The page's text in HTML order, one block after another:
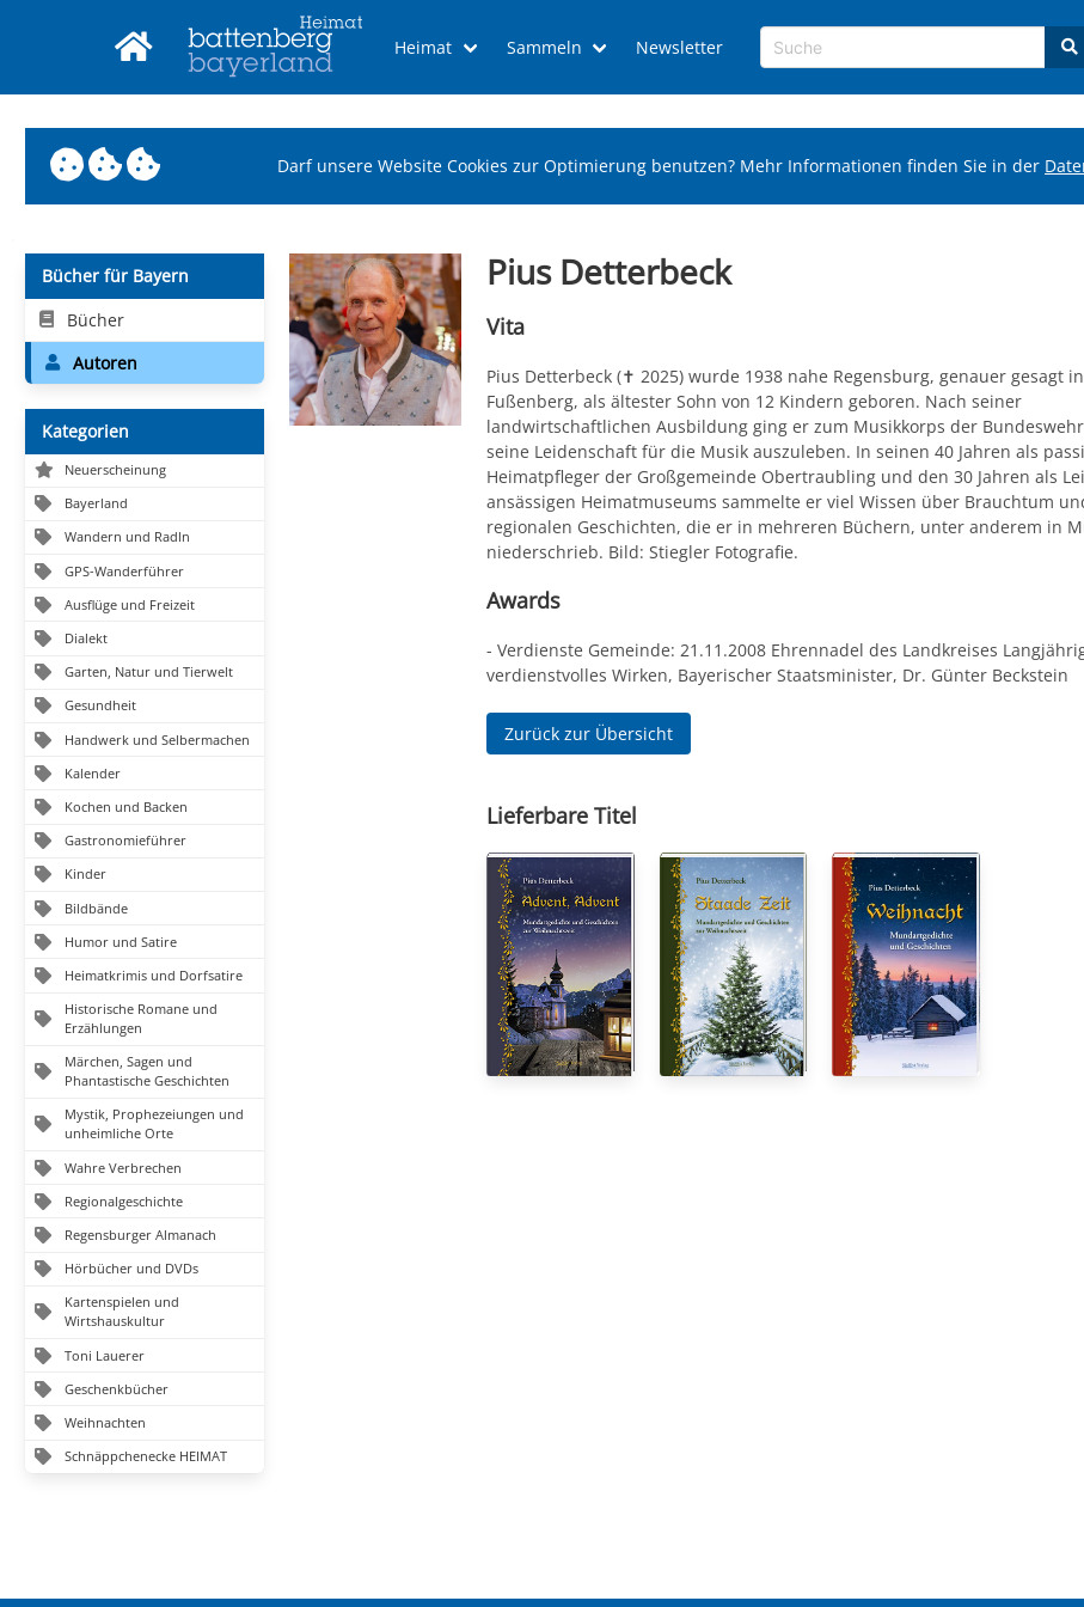
Heimat Sammeln Newsletter
Darf unsere Website Cookies zur Optimierung benutzen? Mehr Informationen finden Sie in der
Bücher für Bayern
Bücher
Autoren
Kategorien
Neuerscheinung
Bayerland
Wandern und Radln
GPS-Wanderführer
Ausflüge und Freizeit
Dialekt
Garten, Natur und Tierwelt
Gesundheit
Handwerk und Selbermachen
Kalender
Kochen und Backen
Gastronomieführer
Kinder
Bildbände
Humor und Satire
Heimatkrimis und Dorfsatire
Historische Romane und
Erzählungen
Märchen, Sagen und
Phantastische Geschichten
Mystik, Prophezeiungen und
unheimliche Orte
Wahre Verbrechen
Regionalgeschichte
Regensburger Almanach
Hörbücher und DVDs
Kartenspielen und
Wirtshauskultur
Toni Lauerer
Geschenkbücher
Weihnachten
Schnäppchenecke HEIMAT
Pius Detterbeck
Vita
Pius Detterbeck (✝ 2025) wurde 1938 nahe Regensburg, genauer gesagt in
Fußenberg, als ältester Sohn von 12 Kindern geboren. Nach seiner
landwirtschaftlichen Ausbildung ging er zum Musikkorps der
seine Leidenschaft für die Musik auszuleben. In seinen 40 Jahren als
Heimatpfleger der Großgemeinde Obertraubling und den 30 Jahren als
ansässigen Heimatmuseums sammelte er viel Wissen über Brauchtum
regionalen Geschichten, die er in mehreren Büchern, unter anderem in
niederschrieb. Bild: Stiegler Fotografie.
Awards
- Verdienste Gemeinde: 21.11.2008 Ehrennadel des Landkreises
verdienstvolles Wirken, Bayerischer Staatsminister, Dr. Günter Beckstein
Zurück zur Übersicht
Lieferbare Titel